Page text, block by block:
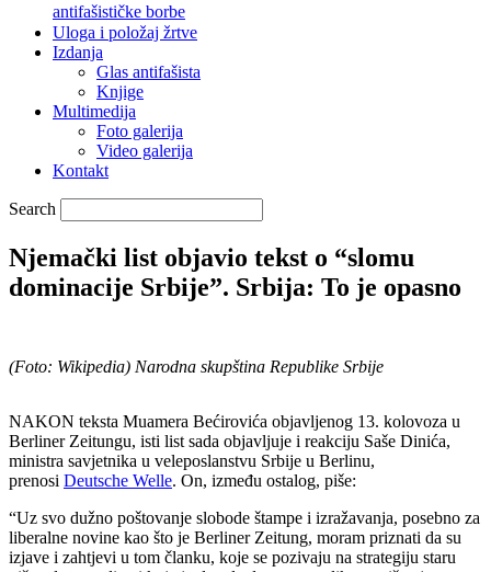
antifašističke borbe
Uloga i položaj žrtve
Izdanja
Glas antifašista
Knjige
Multimedija
Foto galerija
Video galerija
Kontakt
Search
Njemački list objavio tekst o “slomu
dominacije Srbije”. Srbija: To je opasno
(Foto: Wikipedia) Narodna skupština Republike Srbije
NAKON teksta Muamera Bećirovića objavljenog 13. kolovoza u
Berliner Zeitungu, isti list sada objavljuje i reakciju Saše Dinića,
ministra savjetnika u veleposlanstvu Srbije u Berlinu,
prenosi Deutsche Welle. On, između ostalog, piše:
“Uz svo dužno poštovanje slobode štampe i izražavanja, posebno za
liberalne novine kao što je Berliner Zeitung, moram priznati da su
izjave i zahtjevi u tom članku, koje se pozivaju na strategiju staru